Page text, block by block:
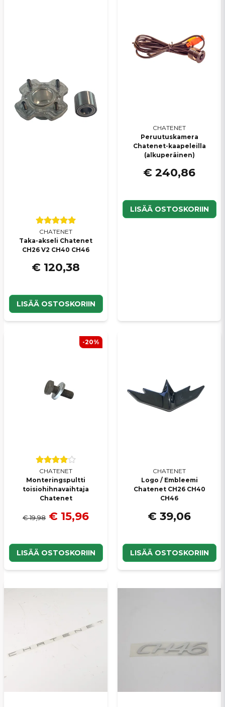
CHATENET
Taka-akseli Chatenet
CH26 V2 CH40 CH46
€ 120,38
LISÄÄ OSTOSKORIIN
CHATENET
Peruutuskamera
Chatenet-kaapeleilla
(alkuperäinen)
€ 240,86
LISÄÄ OSTOSKORIIN
CHATENET
Monteringspultti
toisiohihnavaihtaja
Chatenet
€ 19,98 € 15,96
LISÄÄ OSTOSKORIIN
-20%
CHATENET
Logo / Embleemi
Chatenet CH26 CH40
CH46
€ 39,06
LISÄÄ OSTOSKORIIN
Lähetä kysymys